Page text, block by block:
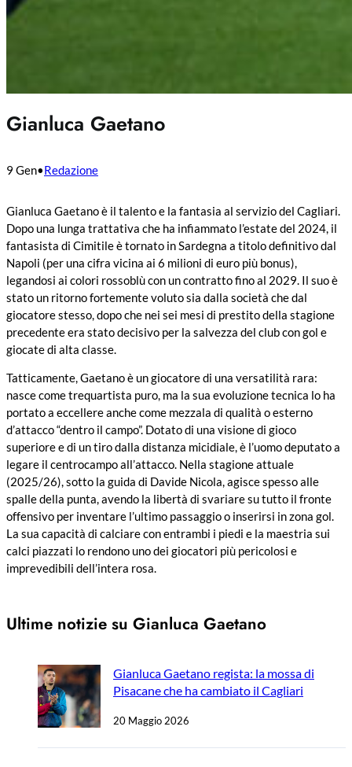
Gianluca Gaetano
9 Gen•Redazione
Gianluca Gaetano è il talento e la fantasia al servizio del Cagliari.
Dopo una lunga trattativa che ha infiammato l’estate del 2024, il
fantasista di Cimitile è tornato in Sardegna a titolo definitivo dal
Napoli (per una cifra vicina ai 6 milioni di euro più bonus),
legandosi ai colori rossoblù con un contratto fino al 2029. Il suo è
stato un ritorno fortemente voluto sia dalla società che dal
giocatore stesso, dopo che nei sei mesi di prestito della stagione
precedente era stato decisivo per la salvezza del club con gol e
giocate di alta classe.
Tatticamente, Gaetano è un giocatore di una versatilità rara:
nasce come trequartista puro, ma la sua evoluzione tecnica lo ha
portato a eccellere anche come mezzala di qualità o esterno
d’attacco “dentro il campo”. Dotato di una visione di gioco
superiore e di un tiro dalla distanza micidiale, è l’uomo deputato a
legare il centrocampo all’attacco. Nella stagione attuale
(2025/26), sotto la guida di Davide Nicola, agisce spesso alle
spalle della punta, avendo la libertà di svariare su tutto il fronte
offensivo per inventare l’ultimo passaggio o inserirsi in zona gol.
La sua capacità di calciare con entrambi i piedi e la maestria sui
calci piazzati lo rendono uno dei giocatori più pericolosi e
imprevedibili dell’intera rosa.
Ultime notizie su Gianluca Gaetano
Gianluca Gaetano regista: la mossa di
Pisacane che ha cambiato il Cagliari
20 Maggio 2026